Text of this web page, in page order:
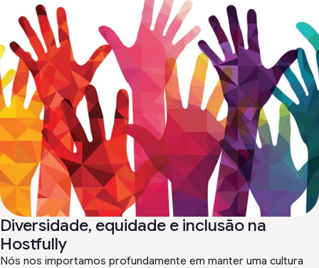
Diversidade, equidade e inclusão na
Hostfully
Nós nos importamos profundamente em manter uma cultura